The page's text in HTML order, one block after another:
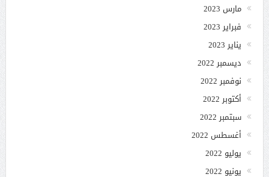
مارس 2023
فبراير 2023
يناير 2023
ديسمبر 2022
نوفمبر 2022
أكتوبر 2022
سبتمبر 2022
أغسطس 2022
يوليو 2022
يونيو 2022